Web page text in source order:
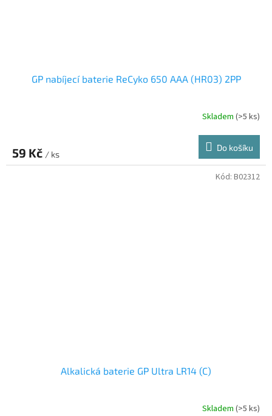
GP nabíjecí baterie ReCyko 650 AAA (HR03) 2PP
Skladem (>5 ks)
59 Kč / ks
Do košíku
Alkalická baterie GP Ultra LR14 (C)
Skladem (>5 ks)
Kód: B02312